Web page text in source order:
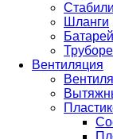
Шланги
Вентиляция